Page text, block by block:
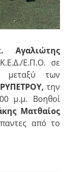
Ε.Π.Ο. σε
μεταξύ των
την
μ.μ. Βοηθοί
Ματθαίος
από το